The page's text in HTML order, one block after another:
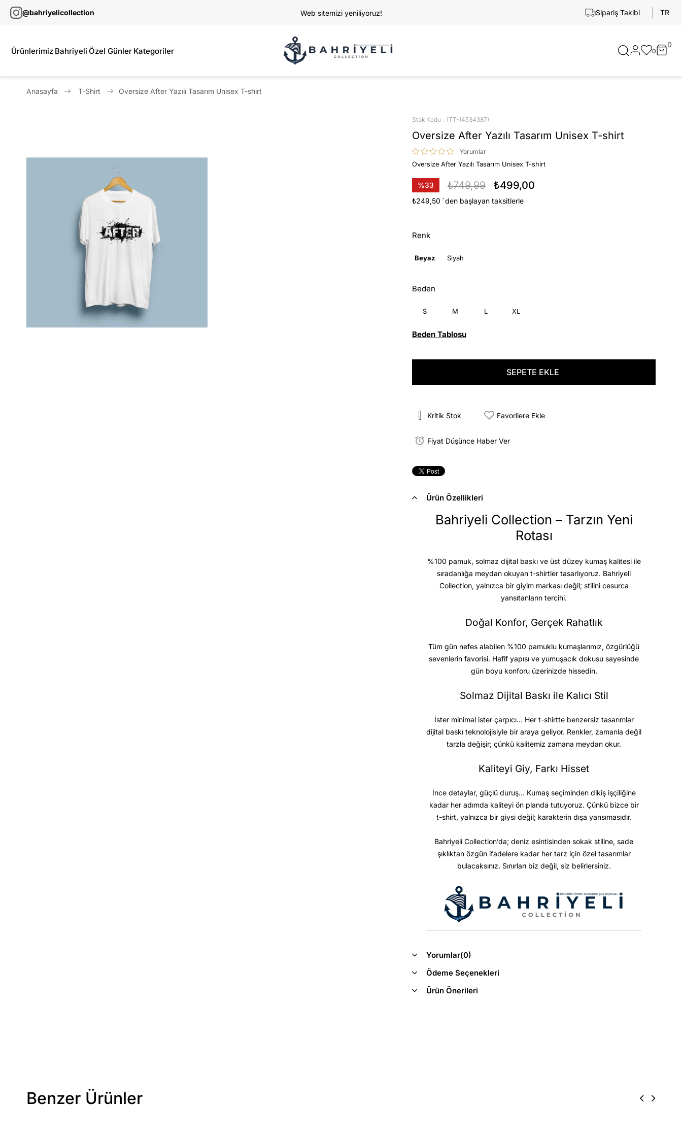
@bahriyelicollection Web sitemizi yeniliyoruz! Sipariş Takibi TR
Ürünlerimiz Bahriyeli Özel Günler Kategoriler 0
0
Anasayfa T-Shirt Oversize After Yazılı Tasarım Unisex T-shirt
Stok Kodu (TT-14534387)
Oversize After Yazılı Tasarım Unisex T-shirt
Yorumlar
Oversize After Yazılı Tasarım Unisex T-shirt
%33
İndirim
₺749,99 ₺499,00
₺249,50 `den başlayan taksitlerle
Renk
Beyaz Siyah
Beden
S M L XL
Beden Tablosu
Kritik Stok Favorilere Ekle
Fiyat Düşünce Haber Ver
Ürün Özellikleri
Bahriyeli Collection – Tarzın Yeni
Rotası
%100 pamuk, solmaz dijital baskı ve üst düzey kumaş kalitesiile
sıradanlığa meydan okuyan t-shirtler tasarlıyoruz. Bahriyeli
Collection, yalnızca bir giyim markası değil; stilini cesurca
yansıtanların tercihi.
Doğal Konfor, Gerçek Rahatlık
Tüm gün nefes alabilen %100 pamuklu kumaşlarımız, özgürlüğü
sevenlerin favorisi. Hafif yapısı ve yumuşacık dokusu sayesinde
gün boyu konforu üzerinizde hissedin.
Solmaz Dijital Baskı ile Kalıcı Stil
İster minimal ister çarpıcı… Her t-shirtte benzersiz tasarımlar
dijital baskı teknolojisiyle bir araya geliyor. Renkler, zamanla değil
tarzla değişir; çünkü kalitemiz zamana meydan okur.
Kaliteyi Giy, Farkı Hisset
İnce detaylar, güçlü duruş… Kumaş seçiminden dikiş işçiliğine
kadar her adımda kaliteyi ön planda tutuyoruz. Çünkü bizce bir
t-shirt, yalnızca bir giysi değil; karakterin dışa yansımasıdır.
Bahriyeli Collection’da; deniz esintisinden sokak stiline, sade
şıklıktan özgün ifadelere kadar her tarz için özel tasarımlar
bulacaksınız. Sınırları biz değil, siz belirlersiniz.
Yorumlar(0)
Ödeme Seçenekleri
Ürün Önerileri
Benzer Ürünler